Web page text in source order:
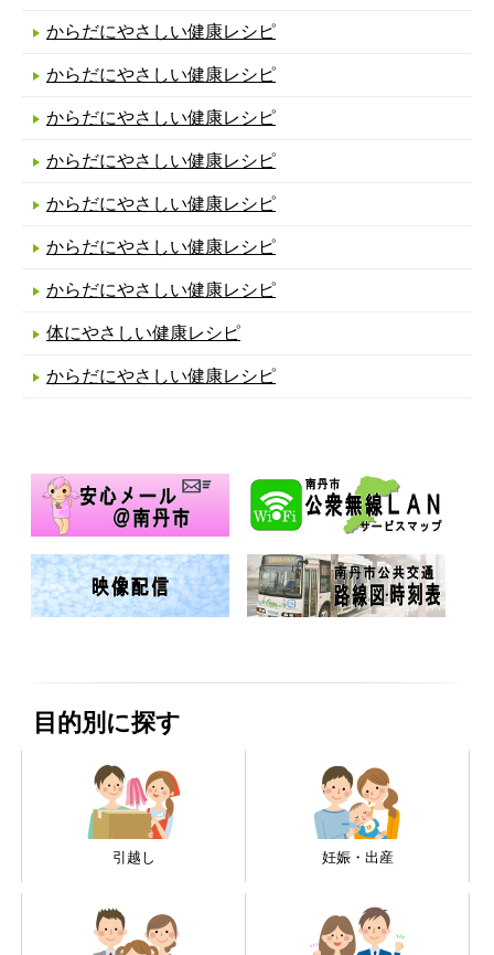
からだにやさしい健康レシピ
からだにやさしい健康レシピ
からだにやさしい健康レシピ
からだにやさしい健康レシピ
からだにやさしい健康レシピ
からだにやさしい健康レシピ
からだにやさしい健康レシピ
体にやさしい健康レシピ
からだにやさしい健康レシピ
目的別に探す
引越し 妊娠・出産